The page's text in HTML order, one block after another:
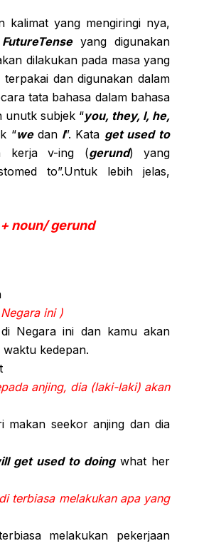
kalimat yang mengiringi nya,
yang digunakan
dilakukan pada masa yang
terpakai dan digunakan dalam
tata bahasa dalam bahasa
unutk subjek “you, they, l, he,
“wedan I”. Kata get used to
kerja v-ing (gerund) yang
to”.Untuk lebih jelas,
noun/ gerund
ini )
Negara ini dan kamu akan
waktu kedepan.
anjing, dia (laki-laki) akan
makan seekor anjing dan dia
get used to doingwhat her
terbiasa melakukan apa yang
melakukan pekerjaan